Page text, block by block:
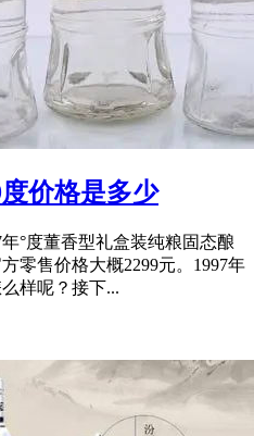
价格是多少
°度董香型礼盒装纯粮固态酿
零售价格大概2299元。1997年
样呢？接下...